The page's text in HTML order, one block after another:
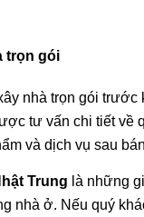
trọn gói
nhà trọn gói
tư vấn chi tiết về
và dịch vụ sau
Trung là những
nhà ở. Nếu quý